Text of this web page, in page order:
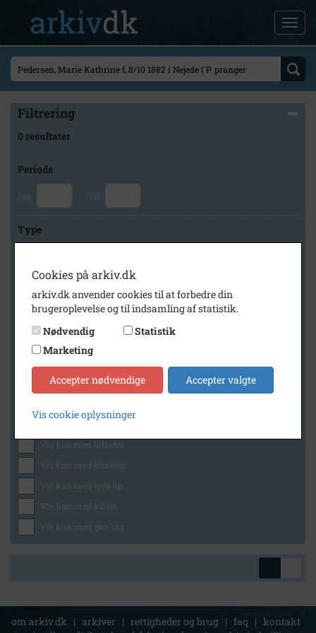
Filtrering
0 resultater
Periode
Fra Til
Type
Arkiv
Lokalarkivet Alsønderup -Tjæreby
Generelt
Vis kun med billeder
Vis kun med filmklip
Vis kun med lydklip
Vis kun med kilder
Vis kun med geo-tag
om arkiv.dk | arkiver | rettigheder og brug | faq | kontakt
Cookies på arkiv.dk
arkiv.dk anvender cookies til at forbedre din
brugeroplevelse og til indsamling af statistik.
Nødvendig
Statistik
Marketing
Accepter nødvendige Accepter valgte
Vis cookie oplysninger